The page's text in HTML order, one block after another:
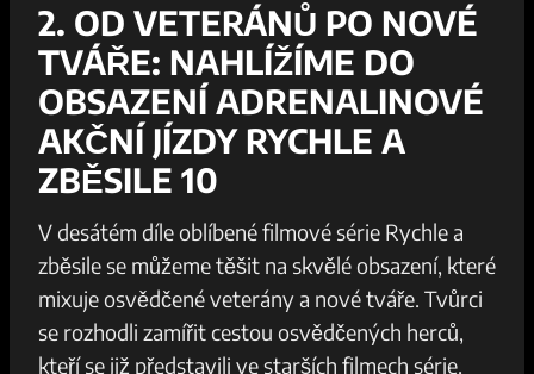
2. OD VETERÁNŮ PO ‌NOVÉ
TVÁŘE: NAHLÍŽÍME DO
OBSAZENÍ ADRENALINOVÉ
‍AKČNÍ JÍZDY RYCHLE A
ZBĚSILE 10
V desátém díle‍ oblíbené filmové série Rychle ⁣a‍
zběsile se můžeme ​těšit na skvělé obsazení,⁤ které
mixuje osvědčené ⁤veterány a nové tváře. Tvůrci
se rozhodli zamířit⁢ cestou osvědčených ⁣herců,
kteří se již představili ve starších filmech série. ​